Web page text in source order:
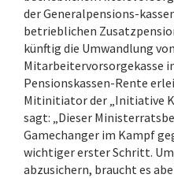
der Generalpensions-
betrieblichen
künftig die Umwandlung
Mitarbeitervorsorgekasse
Pensionskassen-Rente
Mitinitiator der „Initiative
sagt: „Dieser
Gamechanger im Kampf
wichtiger erster Schritt.
abzusichern, braucht es